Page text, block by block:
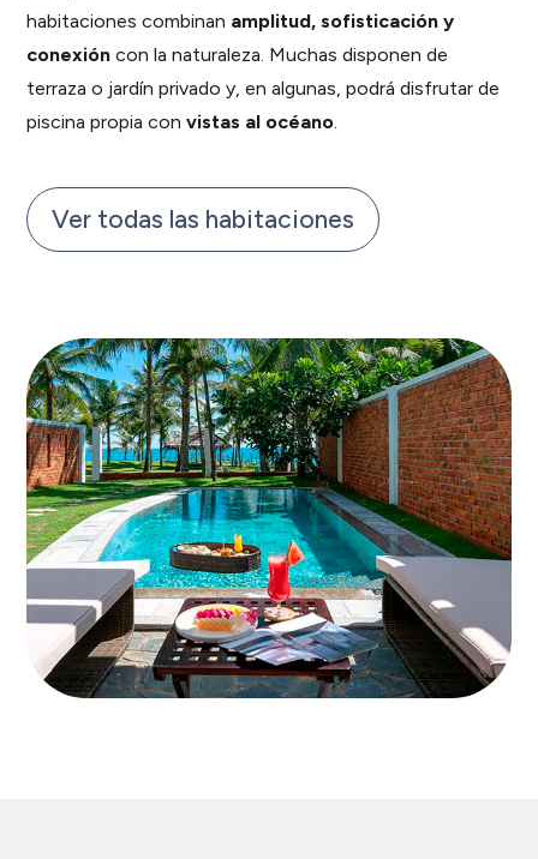
habitaciones combinan amplitud, sofisticación y
conexión con la naturaleza. Muchas disponen de
terraza o jardín privado y, en algunas, podrá disfrutar de
piscina propia convistas al océano.
Ver todas las habitaciones